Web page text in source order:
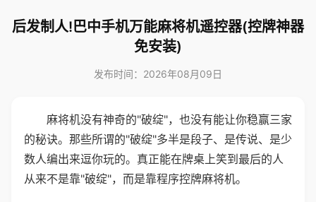
后发制人!巴中手机万能麻将机遥控器(控牌神器
免安装)
发布时间：2026年08月09日
麻将机没有神奇的"破绽"，也没有能让你稳赢三家
的秘诀。那些所谓的"破绽"多半是段子、是传说、是少
数人编出来逗你玩的。真正能在牌桌上笑到最后的人
从来不是靠"破绽"，而是靠程序控牌麻将机。